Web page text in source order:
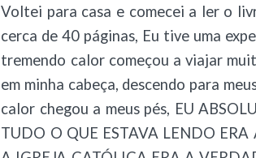
Voltei para casa e comecei a ler o
cerca de 40 páginas, Eu tive uma
tremendo calor começou a viajar
em minha cabeça, descendo para
calor chegou a meus pés, EU
TUDO O QUE ESTAVA LENDO